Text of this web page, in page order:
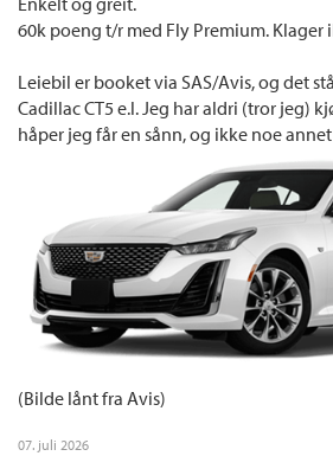
60k poeng t/r med Fly Premium. Klager
Leiebil er booket via SAS/Avis, og det
Cadillac CT5 e.l. Jeg har aldri (tror jeg)
håper jeg får en sånn, og ikke noe
(Bilde lånt fra Avis)
07. juli 2026